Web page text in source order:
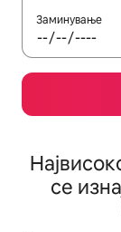
Заминување
се